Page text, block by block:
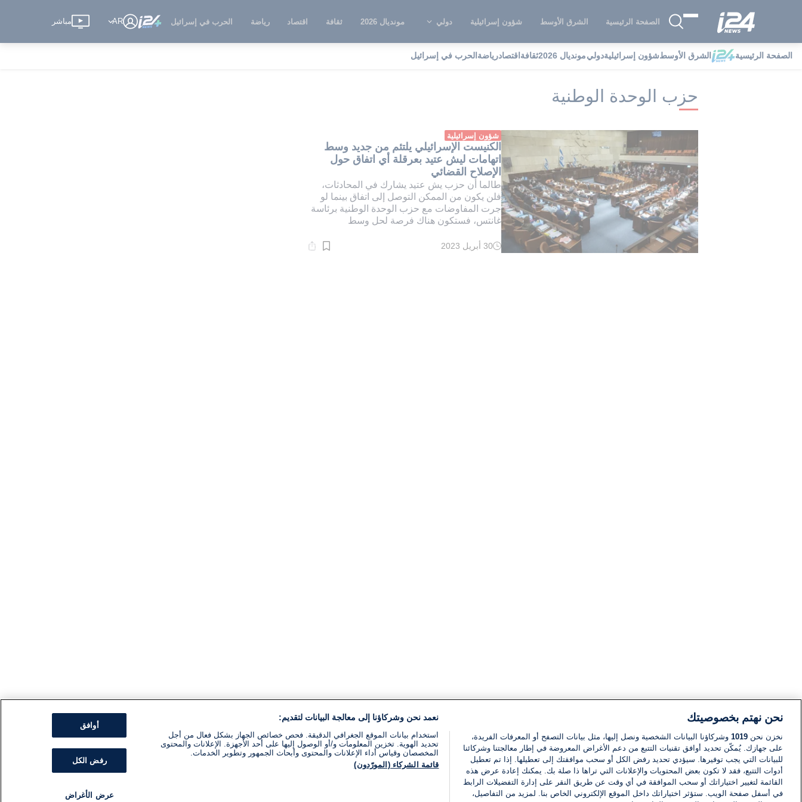
الصفحة الرئيسية الشرق الأوسط شؤون إسرائيلية دولي مونديال 2026 ثقافة اقتصاد رياضة الحرب في إسرائيل AR مباشر
الصفحة الرئيسية الشرق الأوسطشؤون إسرائيليةدوليمونديال 2026 ثقافة اقتصادرياضة الحرب في إسرائيل i24NEWS i24NEWS فهرس علامات حزب الوحدة الوطنية
حزب الوحدة الوطنية
شؤون إسرائيلية
الكنيست الإسرائيلي يلتئم من جديد وسط
اتهامات ليش عتيد بعرقلة أي اتفاق حول
الإصلاح القضائي
طالما أن حزب يش عتيد يشارك في المحادثات،
فلن يكون من الممكن التوصل إلى اتفاق بينما لو
جرت المفاوضات مع حزب الوحدة الوطنية برئاسة
غانتس، فستكون هناك فرصة لحل وسط
وقت
30 أبريل 2023
نحن نهتم بخصوصيتك
نخزن نحن 1019 وشركاؤنا البيانات الشخصية ونصل إليها، مثل بيانات التصفح أو المعرفات الفريدة،
على جهازك. يُمكّن تحديد أوافق تقنيات التتبع من دعم الأغراض المعروضة في إطار معالجتنا وشركائنا
للبيانات التي يجب توفيرها. سيؤدي تحديد رفض الكل أو سحب موافقتك إلى تعطيلها. إذا تم تعطيل
أدوات التتبع، فقد لا تكون بعض المحتويات والإعلانات التي تراها ذا صلة بك. يمكنك إعادة عرض هذه
القائمة لتغيير اختياراتك أو سحب الموافقة في أي وقت عن طريق النقر على إدارة التفضيلات الرابط
في أسفل صفحة الويب. ستؤثر اختياراتك داخل الموقع الإلكتروني الخاص بنا. لمزيد من التفاصيل،
نعمد نحن وشركاؤنا إلى معالجة البيانات لتقديم:
استخدام بيانات الموقع الجغرافي الدقيقة. فحص خصائص الجهاز بشكل فعال من أجل
تحديد الهوية. تخزين المعلومات و/أو الوصول إليها على أحد الأجهزة. الإعلانات والمحتوى
المخصصان وقياس أداء الإعلانات والمحتوى وأبحاث الجمهور وتطوير الخدمات.
قائمة الشركاء (المورّدون)
أوافق
رفض الكل
عرض الأغراض